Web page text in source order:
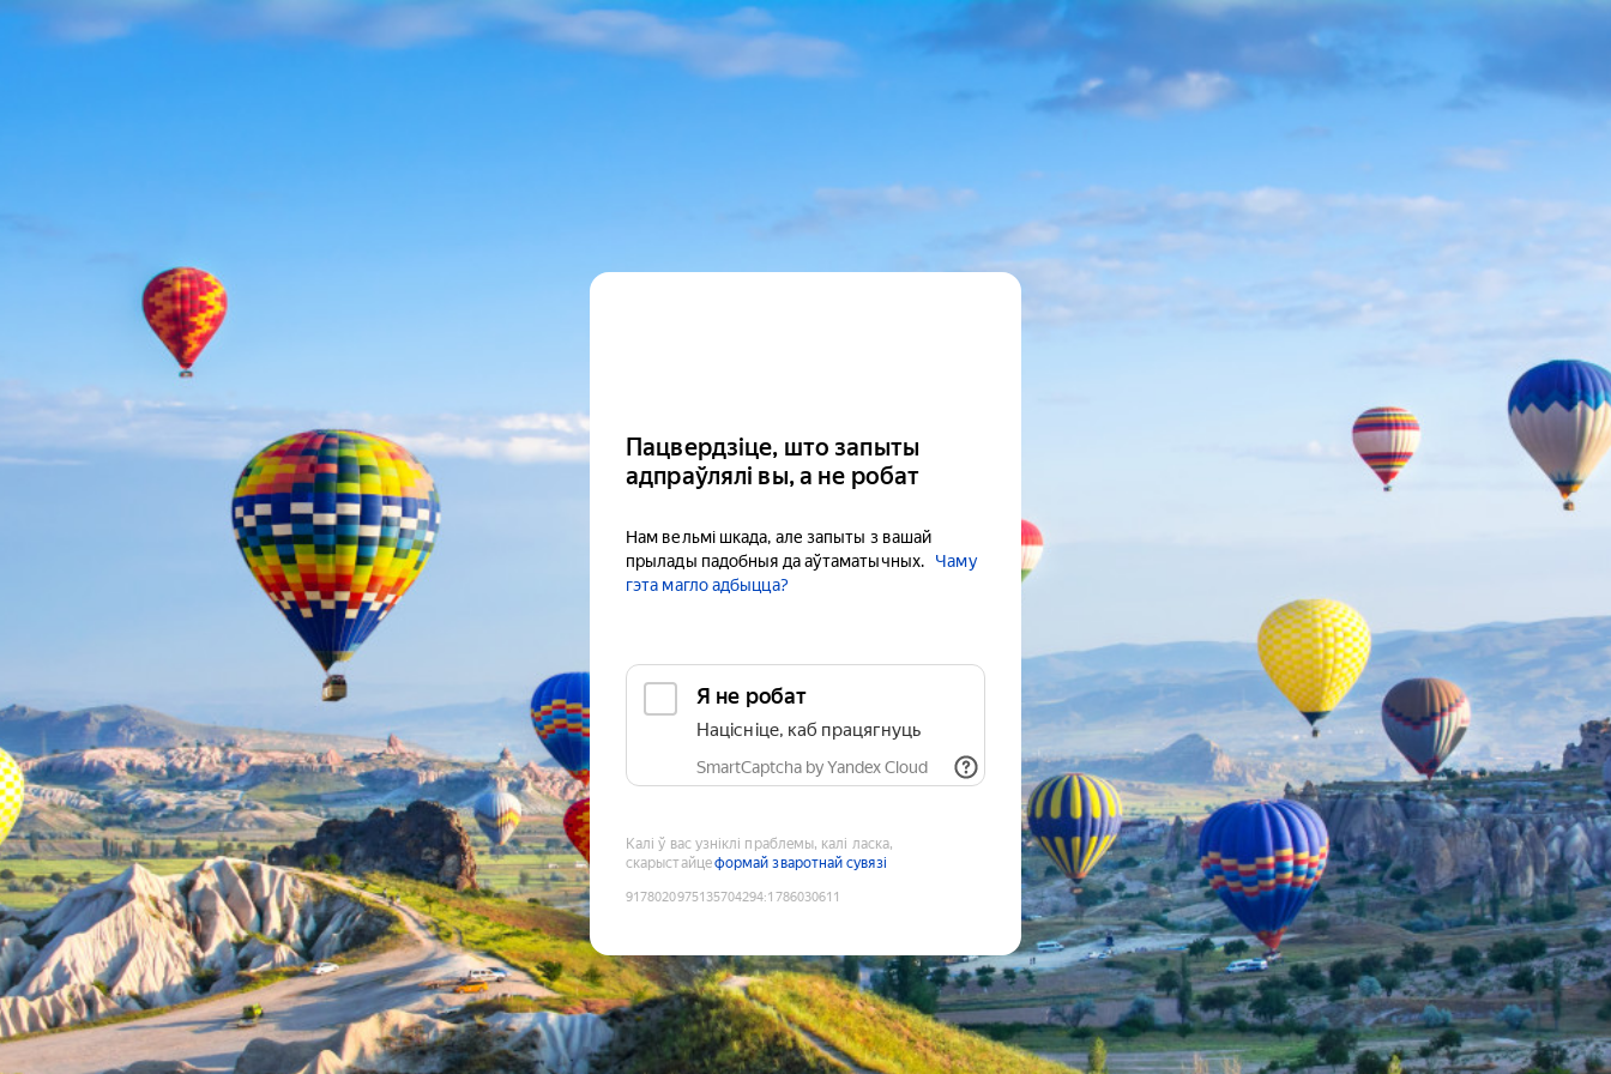
Пацвердзіце, што запыты
адпраўлялі вы, а не робат
Нам вельмі шкада, але запыты з вашай
прылады падобныя да аўтаматычных.
Чаму
гэта магло адбыцца?
Я не робат
Націсніце, каб працягнуць
SmartCaptcha by Yandex Cloud
Калі ў вас узніклі праблемы, калі ласка,
скарыстайцеформай зваротнай сувязі
9178020975135704294:1786030611